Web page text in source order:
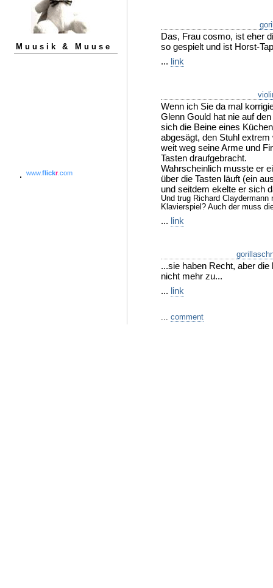
Muusik & Muuse
www.flickr.com
Das, Frau cosmo, ist eher
so gespielt und ist Horst-
... link
Wenn ich Sie da mal
Glenn Gould hat nie auf
sich die Beine eines
abgesägt, den Stuhl
weit weg seine Arme und
Tasten draufgebracht.
Wahrscheinlich musste er
über die Tasten läuft (ein
und seitdem ekelte er sich
Und trug Richard
Klavierspiel? Auch der muss
... link
...sie haben Recht, aber
nicht mehr zu...
... link
... comment